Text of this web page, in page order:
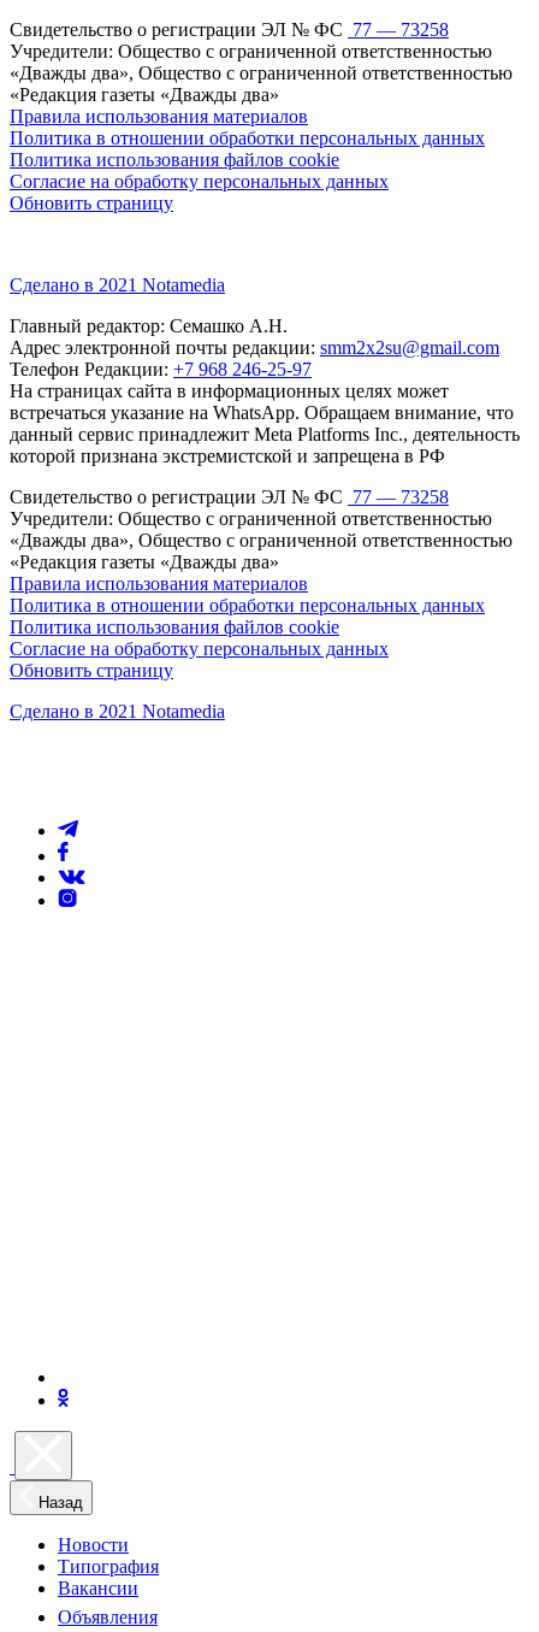
Свидетельство о регистрации ЭЛ № ФС 77 — 73258
Учредители: Общество с ограниченной ответственностью
«Дважды два», Общество с ограниченной ответственностью
«Редакция газеты «Дважды два»
Правила использования материалов
Политика в отношении обработки персональных данных
Политика использования файлов cookie
Согласие на обработку персональных данных
Обновить страницу
Сделано в 2021 Notamedia
Главный редактор: Семашко А.Н.
Адрес электронной почты редакции: smm2x2su@gmail.com
Телефон Редакции: +7 968 246-25-97
На страницах сайта в информационных целях может
встречаться указание на WhatsApp. Обращаем внимание, что
данный сервис принадлежит Meta Platforms Inc., деятельность
которой признана экстремистской и запрещена в РФ
Свидетельство о регистрации ЭЛ № ФС 77 — 73258
Учредители: Общество с ограниченной ответственностью
«Дважды два», Общество с ограниченной ответственностью
«Редакция газеты «Дважды два»
Правила использования материалов
Политика в отношении обработки персональных данных
Политика использования файлов cookie
Согласие на обработку персональных данных
Обновить страницу
Сделано в 2021 Notamedia
Назад
Новости
Типография
Вакансии
Объявления